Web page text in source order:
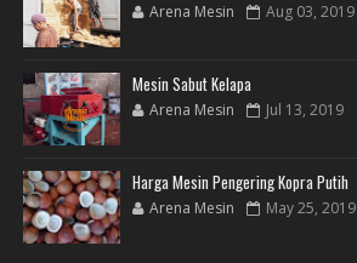
Arena Mesin Aug 03, 2019
Mesin Sabut Kelapa
Arena Mesin Jul 13, 2019
Harga Mesin Pengering Kopra Putih
Arena Mesin May 25, 2019